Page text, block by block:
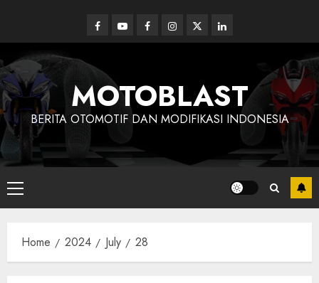
content
Facebook
YoutubeFacebookInstagram
Twitterlinkedin
MOTOBLAST
BERITA OTOMOTIF DAN MODIFIKASI INDONESIA
Primary
Menu
Home 2024 July 28